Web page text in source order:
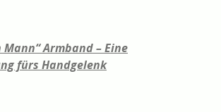
Mann“ Armband – Eine
fürs Handgelenk